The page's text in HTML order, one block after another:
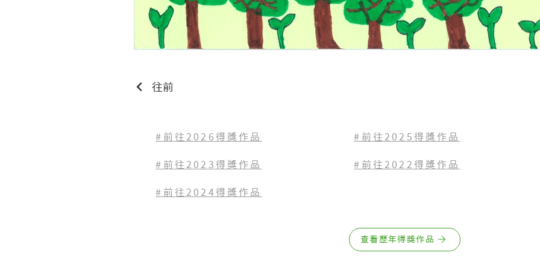
往前
#前往2026得獎作品
#前往2023 得獎作品
#前往2025得獎作品
#前往2022 得獎作品
#前往2024得獎作品
查看歷年得獎作品